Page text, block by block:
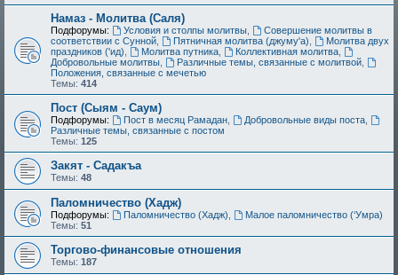
Намаз - Молитва (Саля)
Подфорумы: Условия и столпы молитвы,
Совершение молитвы в
соответствии с Сунной
Пятничная молитва (джуму'а)
Молитва двух
праздников ('ид)
Молитва путника, Коллективная молитва,
Добровольные молитвы
Различные темы, связанные с молитвой,
Положения, связанные с мечетью
Темы: 414
Пост (Сыям - Саум)
Подфорумы: Пост в месяц Рамадан, Добровольные виды поста,
Различные темы, связанные с постом
Темы: 125
Закят - Cадакъа
Темы: 48
Паломничество (Хадж)
Подфорумы: Паломничество (Хадж)
Малое паломничество (‘Умра)
Темы: 51
Торгово-финансовые отношения
Темы: 187